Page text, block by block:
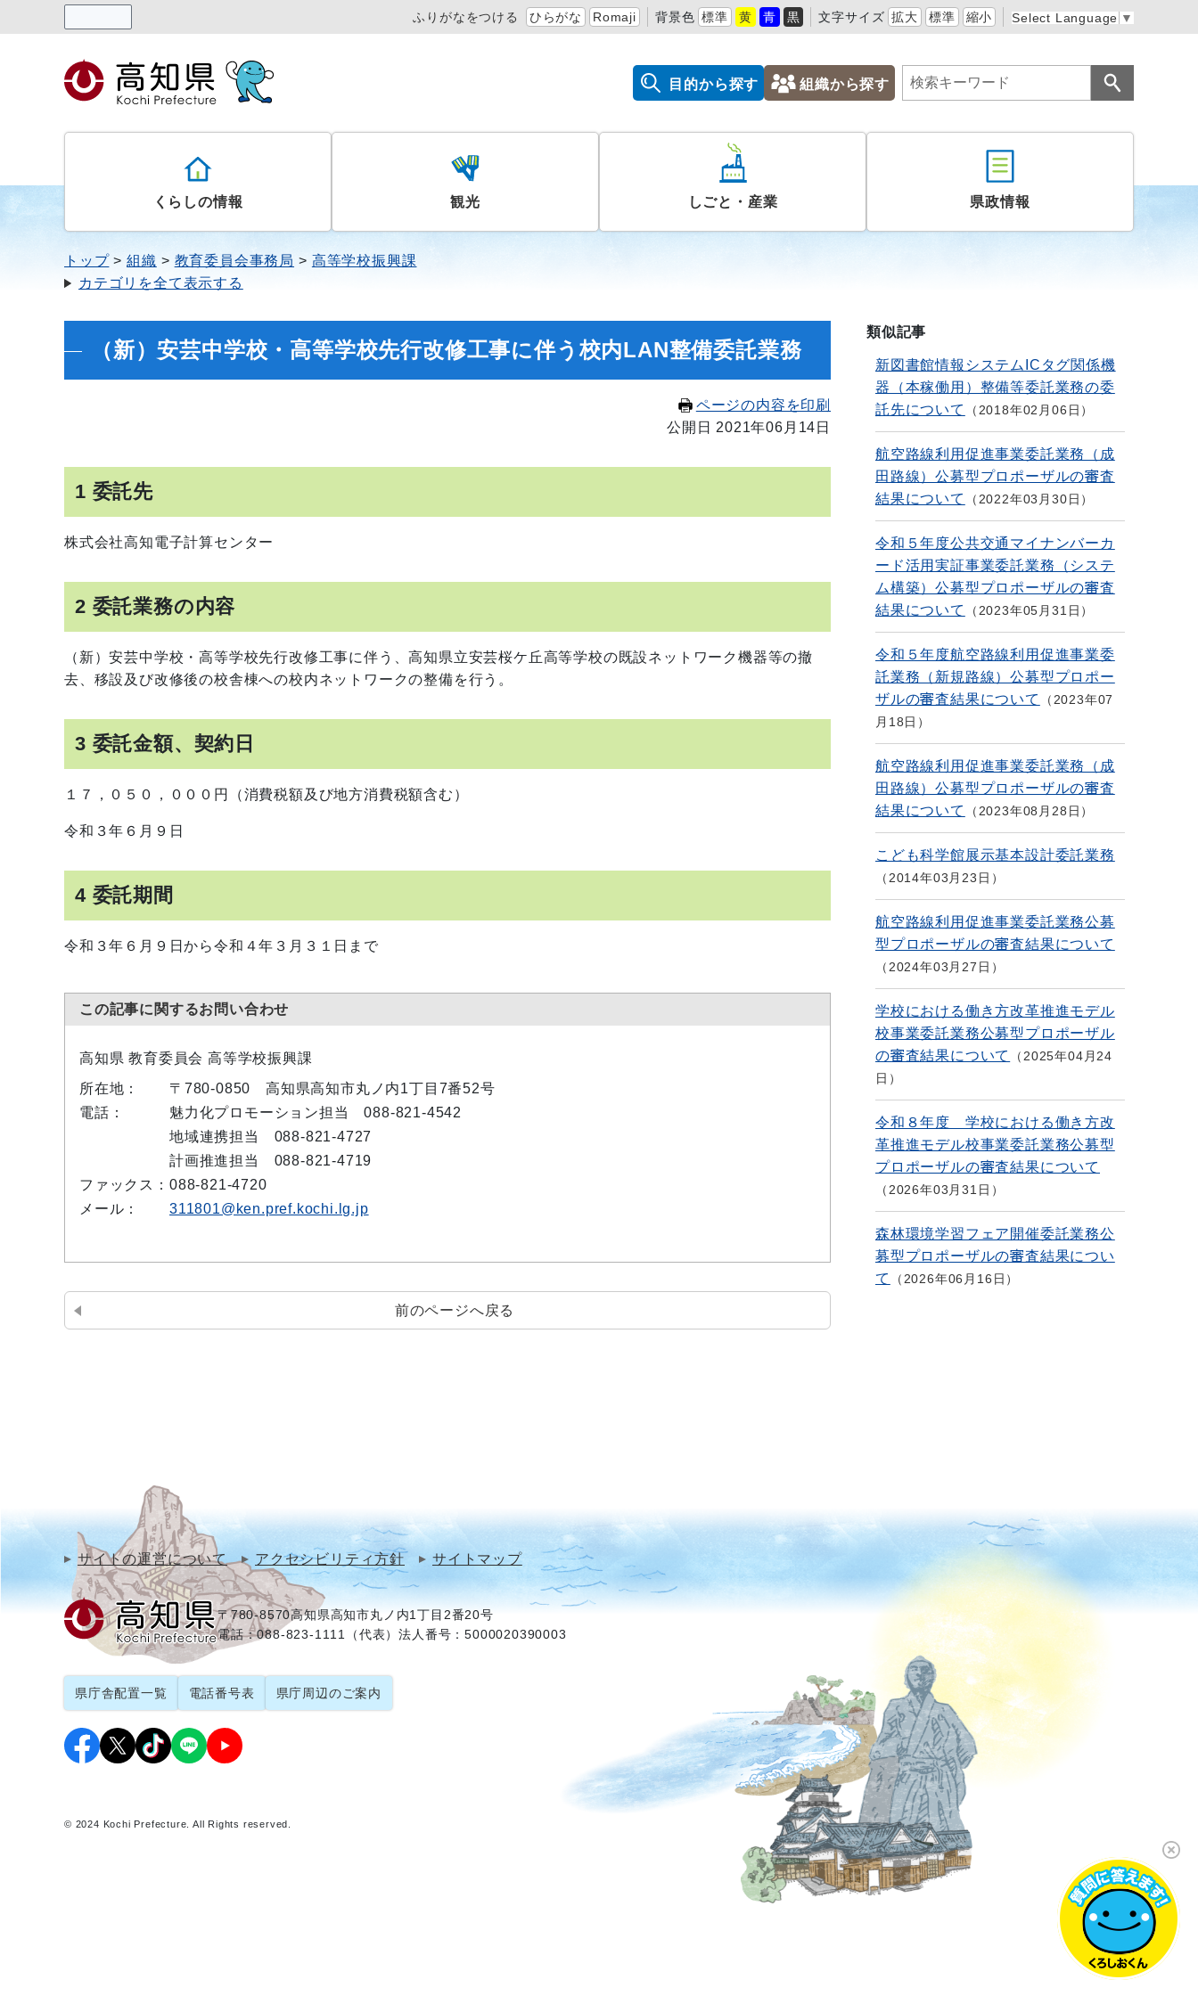
ふりがなをつける ひらがな Romaji 背景色 標準 黄 青 黒 文字サイズ 拡大 標準 縮小 Select Language ▼
目的から探す 組織から探す
くらしの情報 観光 しごと・産業 県政情報
トップ 組織 教育委員会事務局
高等学校振興課
カテゴリを全て表示する
（新）安芸中学校・高等学校先行改修工事に伴う校内LAN整備委託業務
ページの内容を印刷
公開日 2021年06月14日
1 委託先
株式会社高知電子計算センター
2 委託業務の内容
（新）安芸中学校・高等学校先行改修工事に伴う、高知県立安芸桜ケ丘高等学校の既設ネットワーク機器等の撤
去、移設及び改修後の校舎棟への校内ネットワークの整備を行う。
3 委託金額、契約日
１７，０５０，０００円（消費税額及び地方消費税額含む）
令和３年６月９日
4 委託期間
令和３年６月９日から令和４年３月３１日まで
この記事に関するお問い合わせ
高知県 教育委員会 高等学校振興課
所在地：
〒780-0850 高知県高知市丸ノ内1丁目7番52号
電話：
魅力化プロモーション担当 088-821-4542
地域連携担当 088-821-4727
計画推進担当 088-821-4719
ファックス： 088-821-4720
メール：
311801@ken.pref.kochi.lg.jp
前のページへ戻る
類似記事
新図書館情報システムICタグ関係機
器（本稼働用）整備等委託業務の委
託先について
2018年02月06日
航空路線利用促進事業委託業務（成
田路線）公募型プロポーザルの審査
結果について
2022年03月30日
令和５年度公共交通マイナンバーカ
ード活用実証事業委託業務（システ
ム構築）公募型プロポーザルの審査
結果について
2023年05月31日
令和５年度航空路線利用促進事業委
託業務（新規路線）公募型プロポー
ザルの審査結果について
2023年07
月18日
航空路線利用促進事業委託業務（成
田路線）公募型プロポーザルの審査
結果について
2023年08月28日
こども科学館展示基本設計委託業務
2014年03月23日
航空路線利用促進事業委託業務公募
型プロポーザルの審査結果について
2024年03月27日
学校における働き方改革推進モデル
校事業委託業務公募型プロポーザル
の審査結果について
2025年04月24
日
令和８年度 学校における働き方改
革推進モデル校事業委託業務公募型
プロポーザルの審査結果について
2026年03月31日
森林環境学習フェア開催委託業務公
募型プロポーザルの審査結果につい
て
2026年06月16日
サイトの運営について アクセシビリティ方針 サイトマップ
〒780-8570高知県高知市丸ノ内1丁目2番20号
電話：088-823-1111（代表）法人番号：5000020390003
県庁舎配置一覧 電話番号表 県庁周辺のご案内
© 2024 Kochi Prefecture. All Rights reserved.